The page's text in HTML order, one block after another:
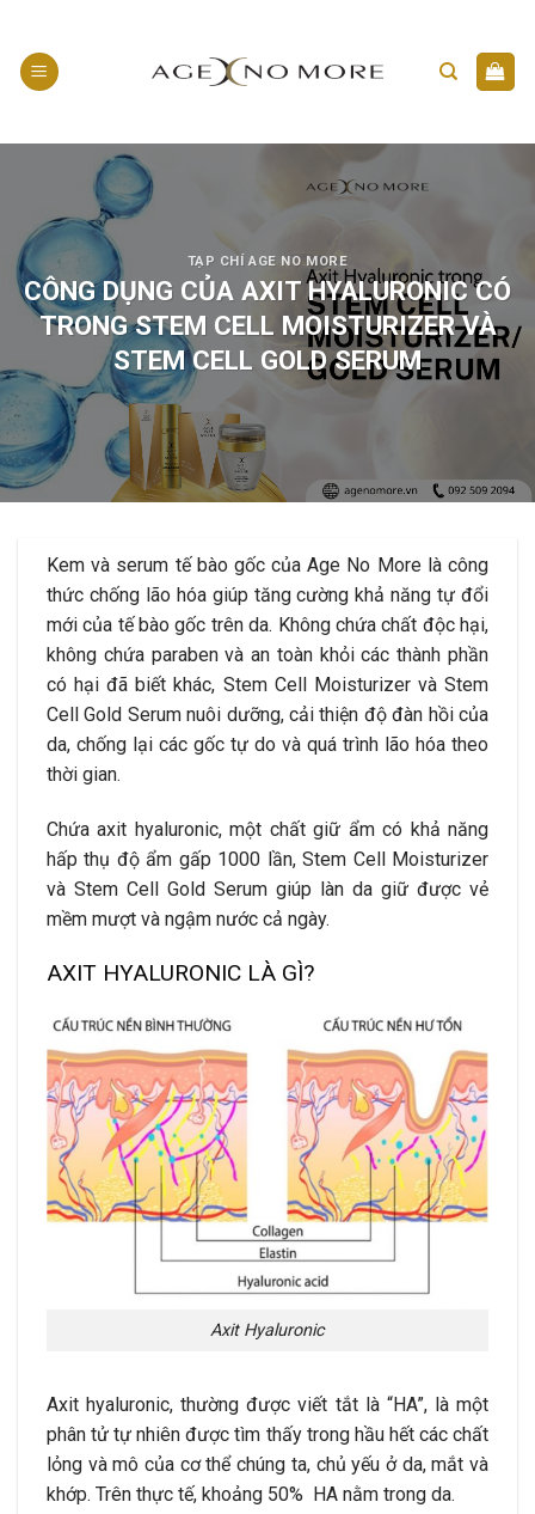
content
TẠP CHÍ AGE NO MORE
CÔNG DỤNG CỦA AXIT HYALURONIC CÓ
TRONG STEM CELL MOISTURIZER VÀ
STEM CELL GOLD SERUM
Kem và serum tế bào gốc của Age No More là công
thức chống lão hóa giúp tăng cường khả năng tự đổi
mới của tế bào gốc trên da. Không chứa chất độc hại,
không chứa paraben và an toàn khỏi các thành phần
có hại đã biết khác, Stem Cell Moisturizer và Stem
Cell Gold Serum nuôi dưỡng, cải thiện độ đàn hồi của
da, chống lại các gốc tự do và quá trình lão hóa theo
thời gian.
Chứa axit hyaluronic, một chất giữ ẩm có khả năng
hấp thụ độ ẩm gấp 1000 lần, Stem Cell Moisturizer
và Stem Cell Gold Serum giúp làn da giữ được vẻ
mềm mượt và ngậm nước cả ngày.
AXIT HYALURONIC LÀ GÌ?
Axit Hyaluronic
Axit hyaluronic, thường được viết tắt là “HA”, là một
phân tử tự nhiên được tìm thấy trong hầu hết các chất
lỏng và mô của cơ thể chúng ta, chủ yếu ở da, mắt và
khớp. Trên thực tế, khoảng 50% HA nằm trong da.